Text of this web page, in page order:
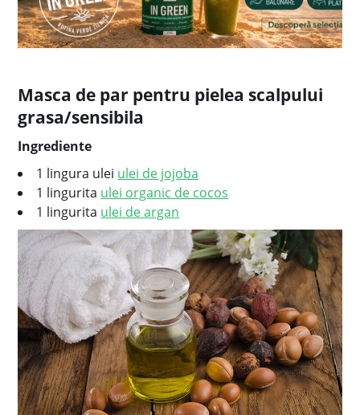
Masca de par pentru pielea scalpului
grasa/sensibila
Ingrediente
1 lingura ulei ulei de jojoba
1 lingurita ulei organic de cocos
1 lingurita ulei de argan